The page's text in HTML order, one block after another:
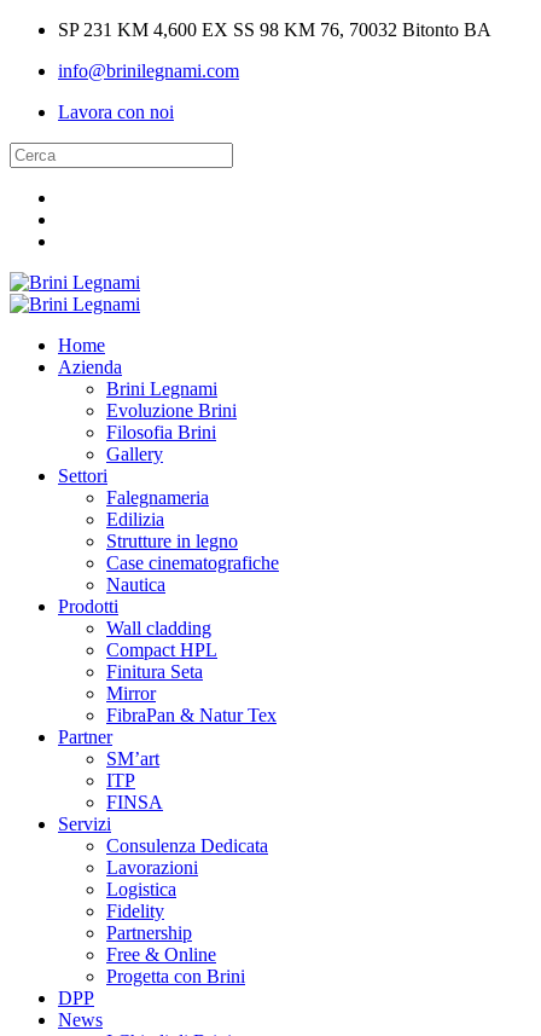
SP 231 KM 4,600 EX SS 98 KM 76, 70032 Bitonto BA
info@brinilegnami.com
Lavora con noi
Home
Azienda
Brini Legnami
Evoluzione Brini
Filosofia Brini
Gallery
Settori
Falegnameria
Edilizia
Strutture in legno
Case cinematografiche
Nautica
Prodotti
Wall cladding
Compact HPL
Finitura Seta
Mirror
FibraPan & Natur Tex
Partner
SM’art
ITP
FINSA
Servizi
Consulenza Dedicata
Lavorazioni
Logistica
Fidelity
Partnership
Free & Online
Progetta con Brini
DPP
News